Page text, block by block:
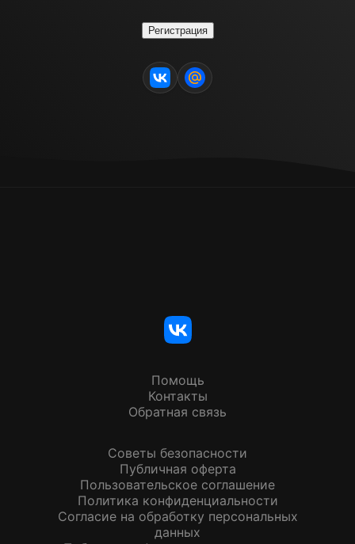
Регистрация
Помощь
Контакты
Обратная связь
Советы безопасности
Публичная оферта
Пользовательское соглашение
Политика конфиденциальности
Согласие на обработку персональных
данных